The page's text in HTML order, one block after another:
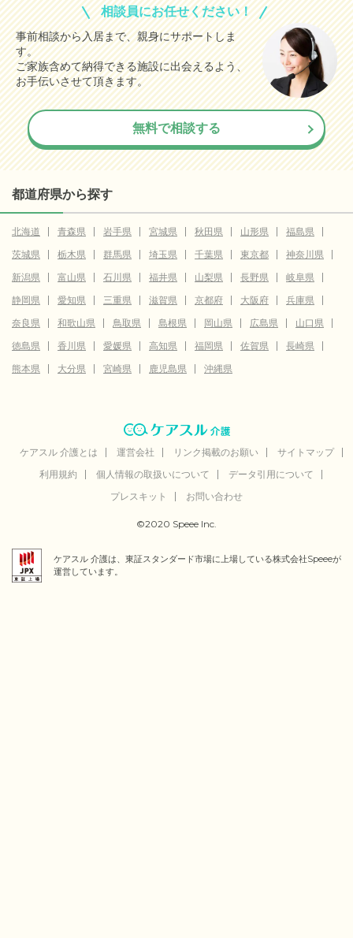
相談員にお任せください！
事前相談から入居まで、親身にサポートしま
す。
ご家族含めて納得できる施設に出会えるよう、
お手伝いさせて頂きます。
無料で相談する
都道府県から探す
北海道 青森県 岩手県 宮城県 秋田県 山形県
福島県
茨城県
栃木県 群馬県 埼玉県 千葉県 東京都
神奈川県
新潟県
富山県 石川県 福井県 山梨県 長野県
岐阜県
静岡県
愛知県 三重県 滋賀県 京都府 大阪府
兵庫県
奈良県
和歌山県 鳥取県 島根県 岡山県 広島県
山口県
徳島県
香川県 愛媛県 高知県 福岡県 佐賀県
長崎県
熊本県
大分県 宮崎県 鹿児島県 沖縄県
ケアスル 介護とは 運営会社 リンク掲載のお願い
サイトマップ
利用規約
個人情報の取扱いについて
データ引用について
プレスキット
お問い合わせ
©2020 Speee Inc.
ケアスル 介護は、東証スタンダード市場に上場している株式会社Speeeが
運営しています。